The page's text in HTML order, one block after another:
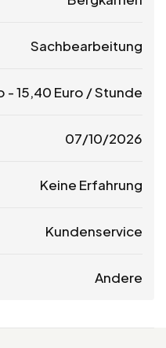
Sachbearbeitung
-15,40 Euro / Stunde
07/10/2026
Keine Erfahrung
Kundenservice
Andere